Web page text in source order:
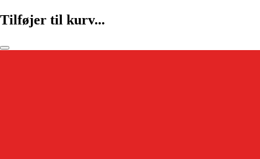
Tilføjer til kurv...